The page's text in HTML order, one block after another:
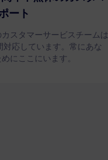
ート
カスタマーサービスチームは
対応しています。常にあな
にここにいます。